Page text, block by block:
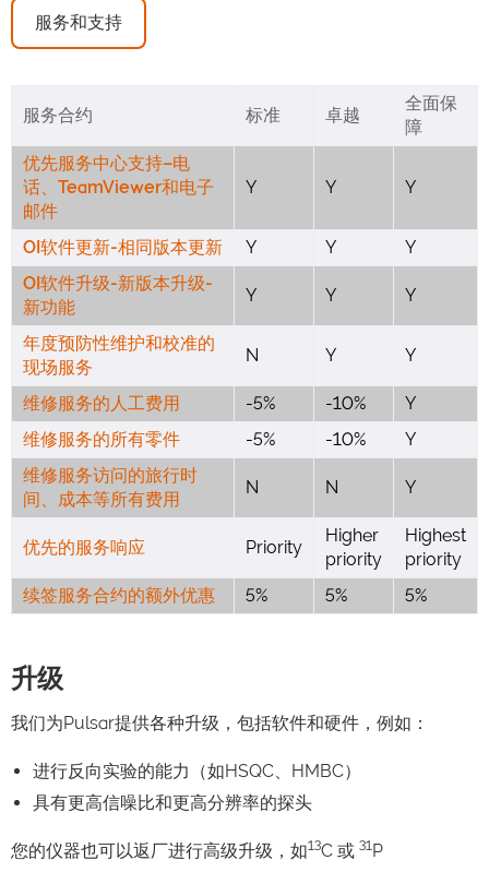
服务和支持
服务合约 标准 卓越
全面保
障
优先服务中心支持–电
话、TeamViewer和电子
邮件
Y Y Y
OI软件更新-相同版本更新 Y Y
Y
OI软件升级-新版本升级-
新功能
Y Y Y
年度预防性维护和校准的
现场服务
N Y Y
维修服务的人工费用 -5% -10%
Y
维修服务的所有零件
-5% -10%
Y
维修服务访问的旅行时
间、成本等所有费用
N N Y
优先的服务响应 Priority
Higher
priority
Highest
priority
续签服务合约的额外优惠
5% 5% 5%
升级
我们为Pulsar提供各种升级，包括软件和硬件，例如：
进行反向实验的能力（如HSQC、HMBC）
具有更高信噪比和更高分辨率的探头
您的仪器也可以返厂进行高级升级，如13C 或 31P